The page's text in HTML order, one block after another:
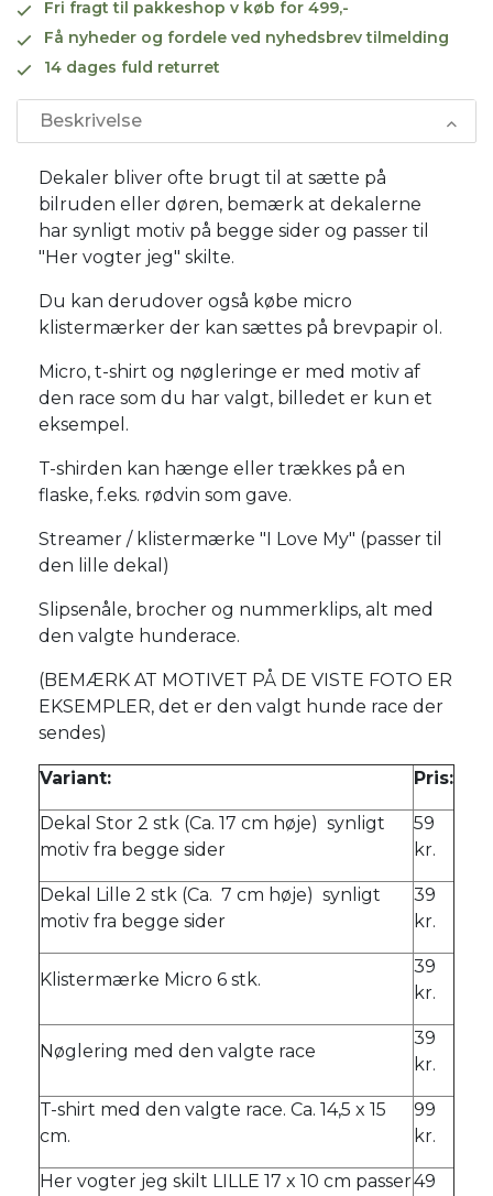
Fri fragt til pakkeshop v køb for 499,-
Få nyheder og fordele ved nyhedsbrev tilmelding
14 dages fuld returret
Beskrivelse
Dekaler bliver ofte brugt til at sætte på
bilruden eller døren, bemærk at dekalerne
har synligt motiv på begge sider og passer til
"Her vogter jeg" skilte.
Du kan derudover også købe micro
klistermærker der kan sættes på brevpapir ol.
Micro, t-shirt og nøgleringe er med motiv af
den race som du har valgt, billedet er kun et
eksempel.
T-shirden kan hænge eller trækkes på en
flaske, f.eks. rødvin som gave.
Streamer / klistermærke "I Love My" (passer til
den lille dekal)
Slipsenåle, brocher og nummerklips, alt med
den valgte hunderace.
(BEMÆRK AT MOTIVET PÅ DE VISTE FOTO ER
EKSEMPLER, det er den valgt hunde race der
sendes)
Variant: Pris:
Dekal Stor 2 stk (Ca. 17 cm høje) synligt
motiv fra begge sider
59
kr.
Dekal Lille 2 stk (Ca. 7 cm høje) synligt
motiv fra begge sider
39
kr.
Klistermærke Micro 6 stk.
39
kr.
Nøglering med den valgte race
39
kr.
T-shirt med den valgte race. Ca. 14,5 x 15
cm.
99
kr.
Her vogter jeg skilt LILLE 17 x 10 cm passer49